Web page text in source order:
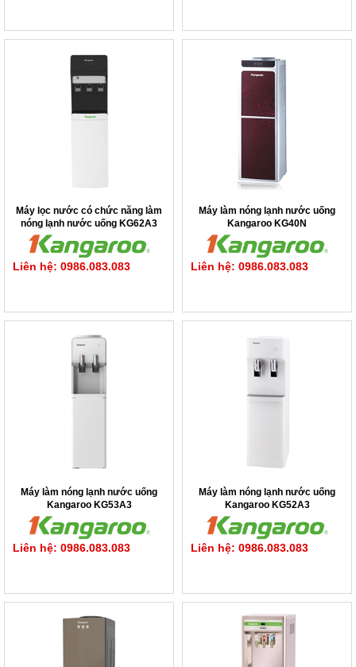
Máy lọc nước có chức năng làm
nóng lạnh nước uống KG62A3
Liên hệ: 0986.083.083
Máy làm nóng lạnh nước uống
Kangaroo KG40N
Liên hệ: 0986.083.083
Máy làm nóng lạnh nước uống
Kangaroo KG53A3
Liên hệ: 0986.083.083
Máy làm nóng lạnh nước uống
Kangaroo KG52A3
Liên hệ: 0986.083.083